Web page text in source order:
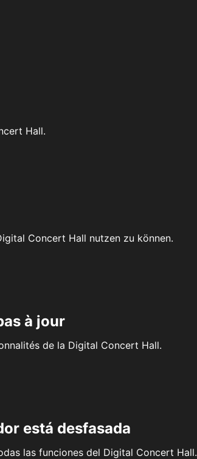
Hall.
Concert Hall nutzen zu können.
à jour
de la Digital Concert Hall.
está desfasada
las funciones del Digital Concert Hall.